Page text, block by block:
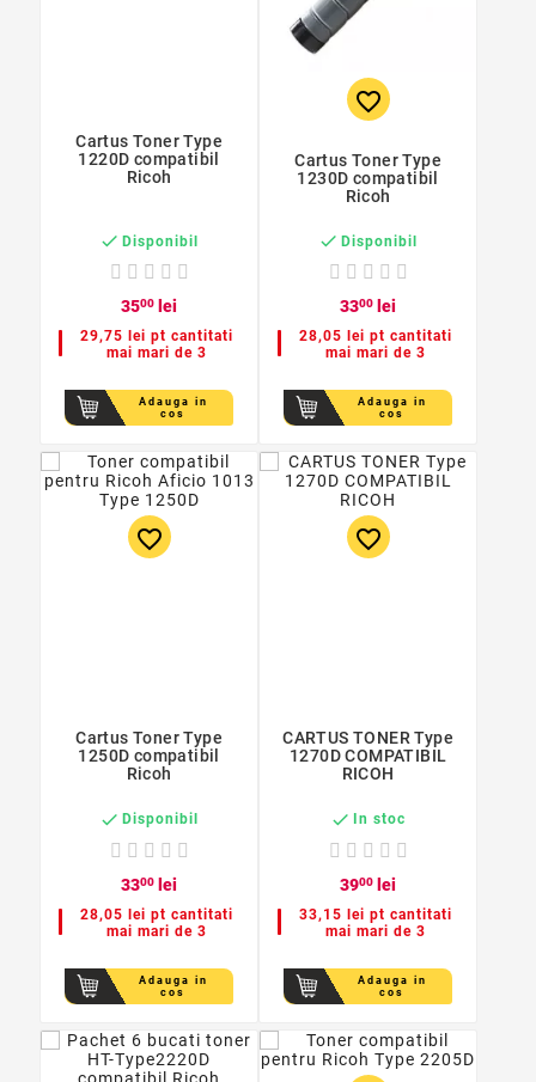
Cartus Toner Type
1220D compatibil
Ricoh
 Disponibil
3500 lei
29,75 lei pt cantitati
mai mari de 3
Adauga in
cos
favorite_border
Cartus Toner Type
1230D compatibil
Ricoh
 Disponibil
3300 lei
28,05 lei pt cantitati
mai mari de 3
Adauga in
cos
favorite_border
Cartus Toner Type
1250D compatibil
Ricoh
 Disponibil
3300 lei
28,05 lei pt cantitati
mai mari de 3
Adauga in
cos
favorite_border
CARTUS TONER Type
1270D COMPATIBIL
RICOH
 In stoc
3900 lei
33,15 lei pt cantitati
mai mari de 3
Adauga in
cos